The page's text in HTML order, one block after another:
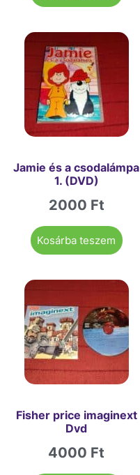
Jamie és a csodalámpa
1. (DVD)
2000 Ft
Kosárba teszem
Fisher price imaginext
Dvd
4000 Ft